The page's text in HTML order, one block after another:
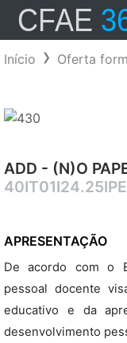
Início Oferta
ADD - (N)O
APRESENTAÇÃO
De acordo com o
pessoal docente
educativo e da
desenvolvimento